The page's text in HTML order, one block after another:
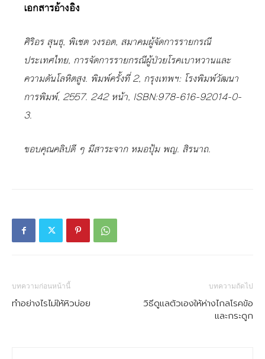
เอกสารอ้างอิง
ศิริอร สุนธุ, พิเชต วงรอต, สมาคมผู้จัดการรายกรณี
ประเทศไทย, การจัดการรายกรณีผู้ป่วยโรคเบาหวานและ
ความดันโลหิตสูง. พิมพ์ครั้งที่ 2, กรุงเทพฯ: โรงพิมพ์วัฒนา
การพิมพ์, 2557. 242 หน้า, ISBN:978-616-92014-0-
3.
ขอบคุณคลิปดี ๆ มีสาระจาก หมอปุ้ม พญ. สิรนาถ.
บทความก่อนหน้านี้
ทำอย่างไรไม่ให้หิวบ่อย
บทความถัดไป
วิธีดูแลตัวเองให้ห่างไกลโรคข้อ
และกระดูก